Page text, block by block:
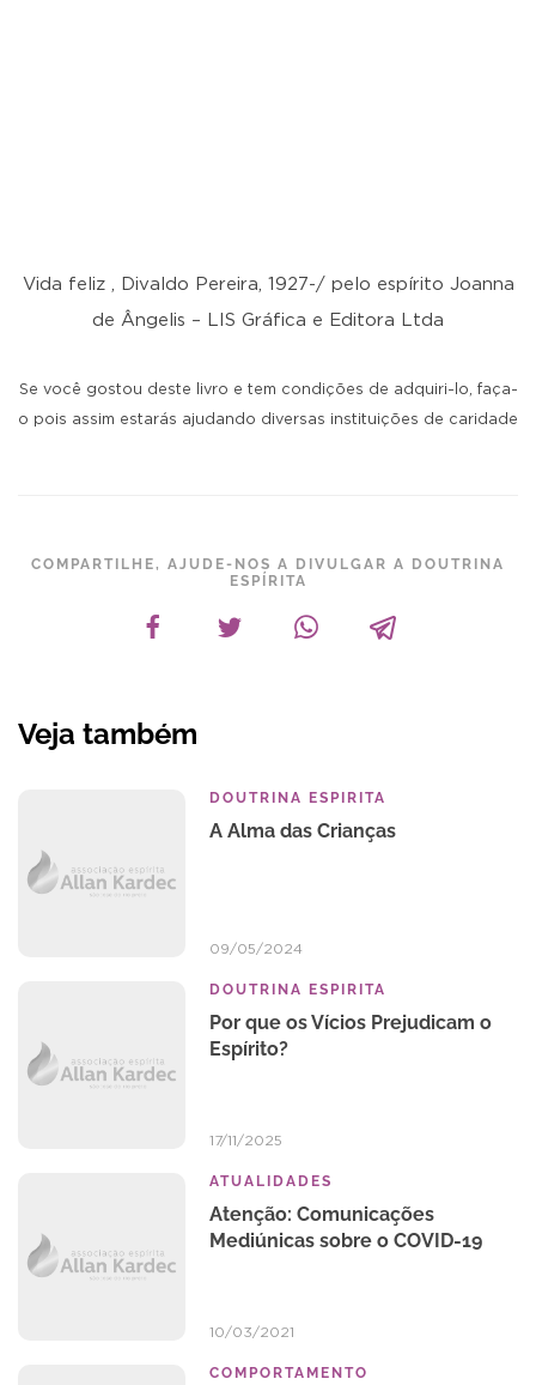
Vida feliz , Divaldo Pereira, 1927-/ pelo espírito Joanna
de Ângelis – LIS Gráfica e Editora Ltda
Se você gostou deste livro e tem condições de adquiri-lo, faça-
o pois assim estarás ajudando diversas instituições de caridade
COMPARTILHE, AJUDE-NOS A DIVULGAR A DOUTRINA
ESPÍRITA
Veja também
DOUTRINA ESPIRITA
A Alma das Crianças
09/05/2024
DOUTRINA ESPIRITA
Por que os Vícios Prejudicam o
Espírito?
17/11/2025
ATUALIDADES
Atenção: Comunicações
Mediúnicas sobre o COVID-19
10/03/2021
COMPORTAMENTO